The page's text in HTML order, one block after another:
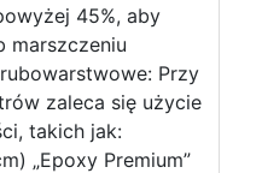
45%, aby
marszczeniu
Przy
zaleca się użycie
takich jak:
„Epoxy Premium”